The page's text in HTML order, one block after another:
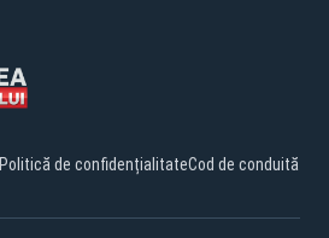
Politică de confidențialitateCod de conduită